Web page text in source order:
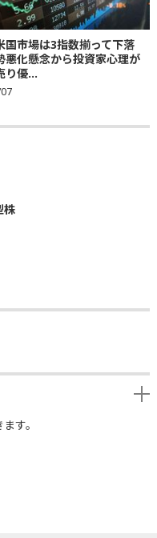
国市場は3指数揃って下落
悪化懸念から投資家心理が
り優...
株
す。